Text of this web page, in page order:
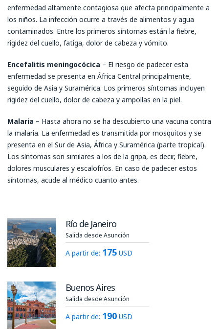
enfermedad altamente contagiosa que afecta principalmente a
los niños. La infección ocurre a través de alimentos y agua
contaminados. Entre los primeros síntomas están la fiebre,
rigidez del cuello, fatiga, dolor de cabeza y vómito.
Encefalitis meningocócica – El riesgo de padecer esta
enfermedad se presenta en África Central principalmente,
seguido de Asia y Suramérica. Los primeros síntomas incluyen
rigidez del cuello, dolor de cabeza y ampollas en la piel.
Malaria – Hasta ahora no se ha descubierto una vacuna contra
la malaria. La enfermedad es transmitida por mosquitos y se
presenta en el Sur de Asia, África y Suramérica (parte tropical).
Los síntomas son similares a los de la gripa, es decir, fiebre,
dolores musculares y escalofríos. En caso de padecer estos
síntomas, acude al médico cuanto antes.
Río de Janeiro
Salida desde Asunción
A partir de: 175 USD
Buenos Aires
Salida desde Asunción
A partir de: 190 USD